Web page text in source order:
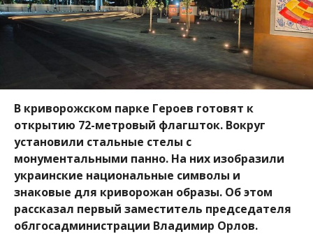
В криворожском парке Героев готовят к
открытию 72-метровый флагшток. Вокруг
установили стальные стелы с
монументальными панно. На них изобразили
украинские национальные символы и
знаковые для криворожан образы. Об этом
рассказал первый заместитель председателя
облгосадминистрации Владимир Орлов.